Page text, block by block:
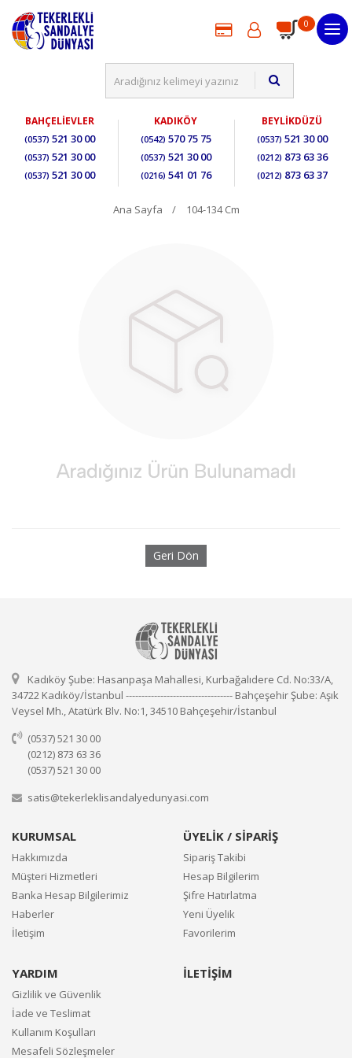
0
BAHÇELİEVLER
(0537) 521 30 00
(0537) 521 30 00
(0537) 521 30 00
KADIKÖY
(0542) 570 75 75
(0537) 521 30 00
(0216) 541 01 76
BEYLİKDÜZÜ
(0537) 521 30 00
(0212) 873 63 36
(0212) 873 63 37
Ana Sayfa 104-134 Cm
Geri Dön
Kadıköy Şube: Hasanpaşa Mahallesi, Kurbağalıdere Cd. No:33/A,
34722 Kadıköy/İstanbul ---------------------------------- Bahçeşehir Şube: Aşık
Veysel Mh., Atatürk Blv. No:1, 34510 Bahçeşehir/İstanbul
(0537) 521 30 00
(0212) 873 63 36
(0537) 521 30 00
satis@tekerleklisandalyedunyasi.com
KURUMSAL
Hakkımızda
Müşteri Hizmetleri
Banka Hesap Bilgilerimiz
Haberler
İletişim
ÜYELİK / SİPARİŞ
Sipariş Takibi
Hesap Bilgilerim
Şifre Hatırlatma
Yeni Üyelik
Favorilerim
YARDIM
Gizlilik ve Güvenlik
İade ve Teslimat
Kullanım Koşulları
Mesafeli Sözleşmeler
İLETİŞİM